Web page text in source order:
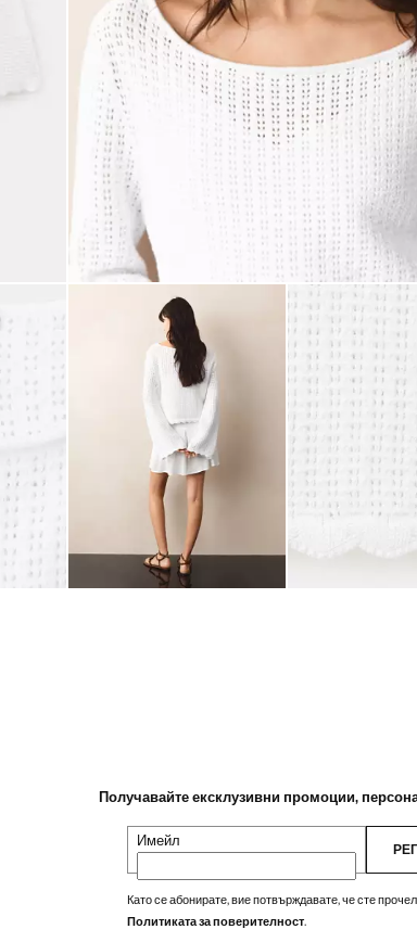
Получавайте ексклузивни промоции,
Имейл
Като се абонирате, вие потвърждавате, че сте
Политиката за поверителност.